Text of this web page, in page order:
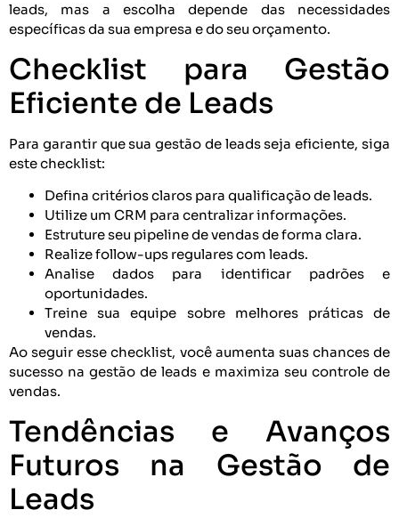
leads, mas a escolha depende das necessidades
específicas da sua empresa e do seu orçamento.
Checklist para Gestão
Eficiente de Leads
Para garantir que sua gestão de leads seja eficiente, siga
este checklist:
Defina critérios claros para qualificação de leads.
Utilize um CRM para centralizar informações.
Estruture seu pipeline de vendas de forma clara.
Realize follow-ups regulares com leads.
Analise dados para identificar padrões e
oportunidades.
Treine sua equipe sobre melhores práticas de
vendas.
Ao seguir esse checklist, você aumenta suas chances de
sucesso na gestão de leads e maximiza seu controle de
vendas.
Tendências e Avanços
Futuros na Gestão de
Leads